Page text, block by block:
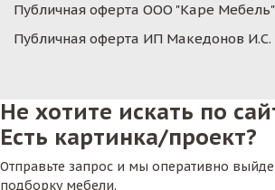
Публичная оферта ООО "Каре Мебель"
Публичная оферта ИП Македонов И.С.
Не хотите искать по
Есть картинка/проект?
Отправьте запрос и мы оперативно
подборку мебели.